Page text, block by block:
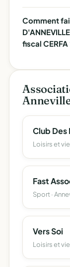
Comment
fiscal CERFA
Club Des
Loisirs et
Fast
Sport ·
Vers Soi
Loisirs et